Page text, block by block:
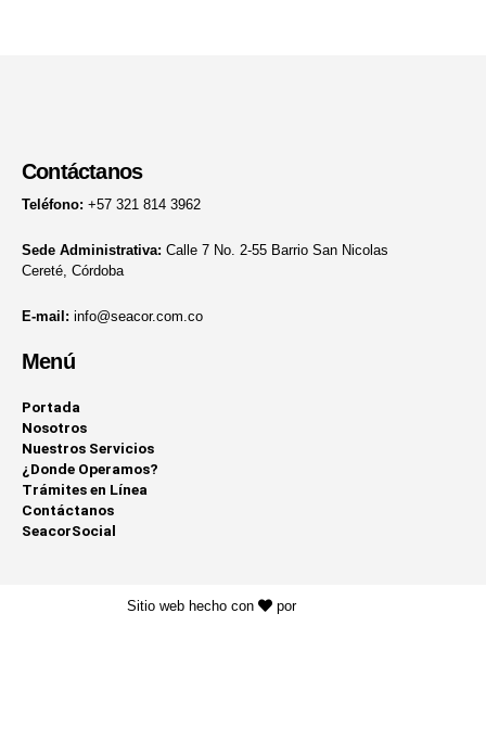
Contáctanos
Teléfono: +57 321 814 3962
Sede Administrativa: Calle 7 No. 2-55 Barrio San Nicolas
Cereté, Córdoba
E-mail: info@seacor.com.co
Menú
Portada
Nosotros
Nuestros Servicios
¿Donde Operamos?
Trámites en Línea
Contáctanos
SeacorSocial
Sitio web hecho con por